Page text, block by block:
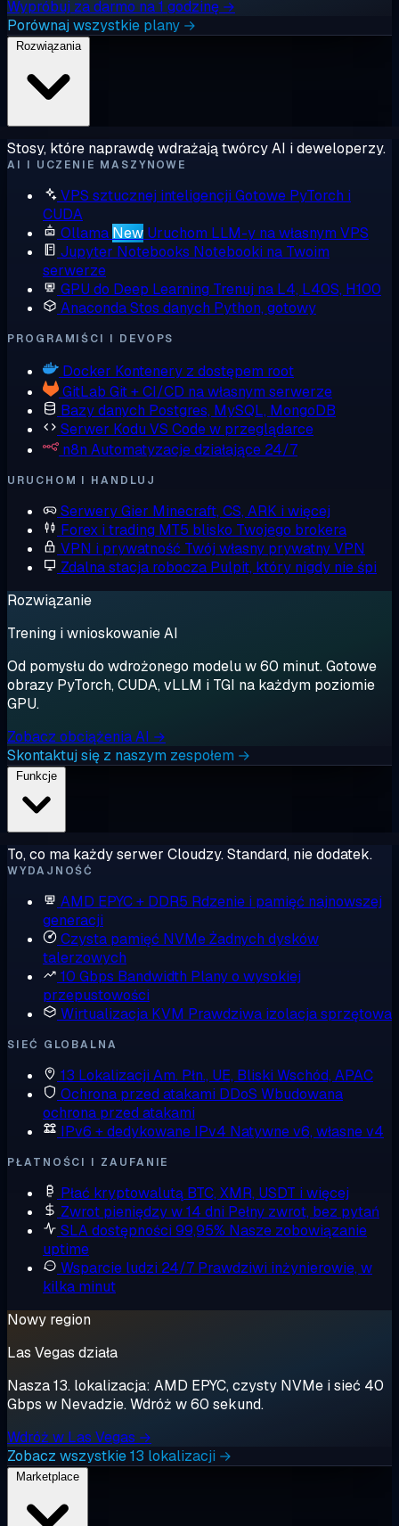
Wypróbuj za darmo na 1 godzinę →
Porównaj wszystkie plany →
Rozwiązania
Stosy, które naprawdę wdrażają twórcy AI i deweloperzy.
AI I UCZENIE MASZYNOWE
VPS sztucznej inteligencji Gotowe PyTorch i
CUDA
Ollama New Uruchom LLM-y na własnym VPS
Jupyter Notebooks Notebooki na Twoim
serwerze
GPU do Deep Learning Trenuj na L4, L40S, H100
AnacondaStos danych Python, gotowy
PROGRAMIŚCI I DEVOPS
Docker Kontenery z dostępem root
GitLab Git + CI/CD na własnym serwerze
Bazy danych Postgres, MySQL, MongoDB
Serwer Kodu VS Code w przeglądarce
n8n Automatyzacje działające 24/7
URUCHOM I HANDLUJ
Serwery Gier Minecraft, CS, ARK i więcej
Forex i trading MT5 blisko Twojego brokera
VPN i prywatność Twój własny prywatny VPN
Zdalna stacja robocza Pulpit, który nigdy nie śpi
Rozwiązanie
Trening i wnioskowanie AI
Od pomysłu do wdrożonego modelu w 60 minut. Gotowe
obrazy PyTorch, CUDA, vLLM i TGI na każdym poziomie
GPU.
Zobacz obciążenia AI →
Skontaktuj się z naszym zespołem →
To, co ma każdy serwer Cloudzy. Standard, nie dodatek.
WYDAJNOŚĆ
AMD EPYC + DDR5 Rdzenie i pamięć najnowszej
generacji
Czysta pamięć NVMeŻadnych dysków
talerzowych
10 Gbps Bandwidth Plany o wysokiej
przepustowości
Wirtualizacja KVM Prawdziwa izolacja sprzętowa
SIEĆ GLOBALNA
13 Lokalizacji Am. Płn., UE, Bliski Wschód, APAC
Ochrona przed atakami DDoS Wbudowana
ochrona przed atakami
IPv6 + dedykowane IPv4 Natywne v6, własne v4
PŁATNOŚCI I ZAUFANIE
Płać kryptowalutą BTC, XMR, USDT i więcej
Zwrot pieniędzy w 14 dni Pełny zwrot, bez pytań
SLA dostępności 99,95% Nasze zobowiązanie
uptime
Wsparcie ludzi 24/7 Prawdziwi inżynierowie, w
kilka minut
Nowy region
Las Vegas działa
Nasza 13. lokalizacja: AMD EPYC, czysty NVMe i sieć 40
Gbps w Nevadzie. Wdróż w 60 sekund.
Wdróż w Las Vegas →
Zobacz wszystkie 13 lokalizacji →